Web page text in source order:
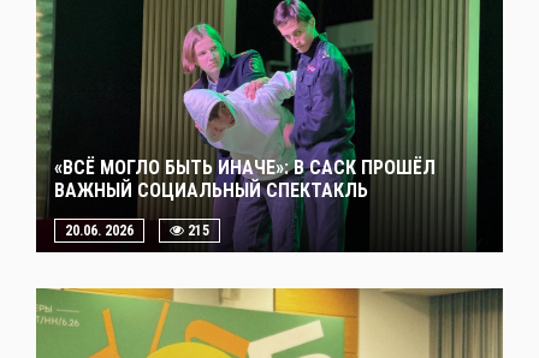
«ВСЁ МОГЛО БЫТЬ ИНАЧЕ»: В САСК ПРОШЁЛ
ВАЖНЫЙ СОЦИАЛЬНЫЙ СПЕКТАКЛЬ
20.06. 2026 215